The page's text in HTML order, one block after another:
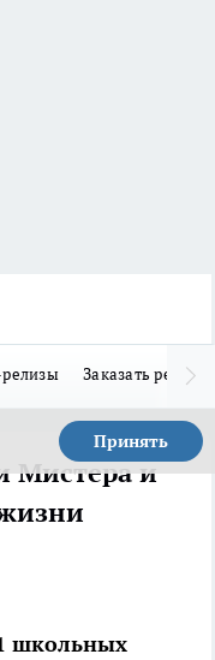
Заказать
Принять
Мистера и
школьных